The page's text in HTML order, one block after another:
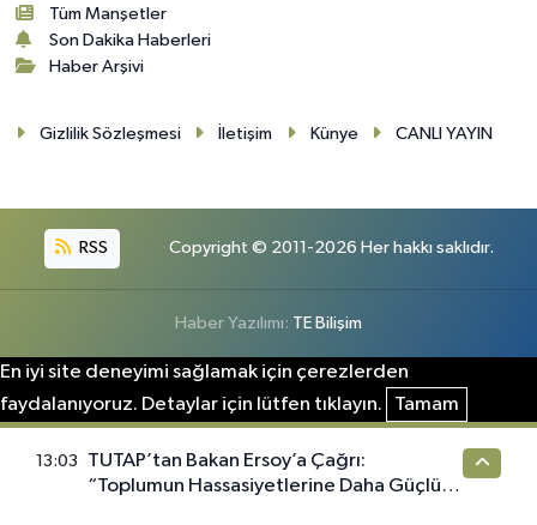
Tüm Manşetler
Son Dakika Haberleri
Haber Arşivi
Gizlilik Sözleşmesi İletişim Künye CANLI YAYIN
RSS Copyright © 2011-2026 Her hakkı saklıdır.
Haber Yazılımı: TE Bilişim
En iyi site deneyimi sağlamak için çerezlerden
faydalanıyoruz. Detaylar için lütfen tıklayın.
Tamam
13:03
TUTAP’tan Bakan Ersoy’a Çağrı:
“Toplumun Hassasiyetlerine Daha Güçlü